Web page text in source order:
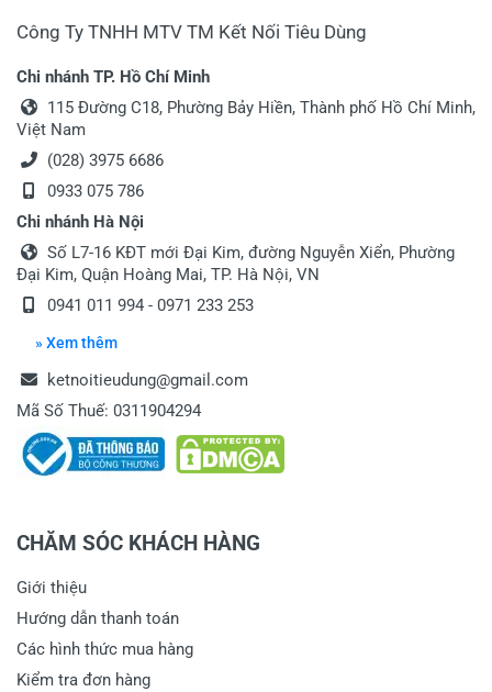
Công Ty TNHH MTV TM Kết Nối Tiêu Dùng
Chi nhánh TP. Hồ Chí Minh
115 Đường C18, Phường Bảy Hiền, Thành phố Hồ Chí Minh,
Việt Nam
(028) 3975 6686
0933 075 786
Chi nhánh Hà Nội
Số L7-16 KĐT mới Đại Kim, đường Nguyễn Xiển, Phường
Đại Kim, Quận Hoàng Mai, TP. Hà Nội, VN
0941 011 994 - 0971 233 253
» Xem thêm
ketnoitieudung@gmail.com
Mã Số Thuế: 0311904294
CHĂM SÓC KHÁCH HÀNG
Giới thiệu
Hướng dẫn thanh toán
Các hình thức mua hàng
Kiểm tra đơn hàng